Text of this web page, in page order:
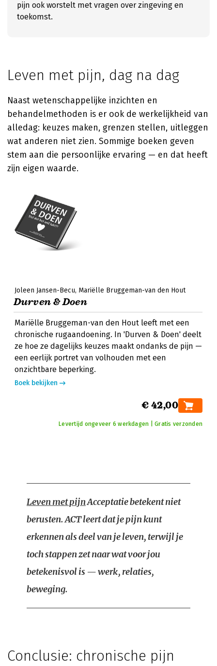
pijn ook worstelt met vragen over zingeving en
toekomst.
Leven met pijn, dag na dag
Naast wetenschappelijke inzichten en
behandelmethoden is er ook de werkelijkheid van
alledag: keuzes maken, grenzen stellen, uitleggen
wat anderen niet zien. Sommige boeken geven
stem aan die persoonlijke ervaring — en dat heeft
zijn eigen waarde.
Joleen Jansen-Becu Mariëlle Bruggeman-van den Hout
Durven & Doen
Mariëlle Bruggeman-van den Hout leeft met een
chronische rugaandoening. In 'Durven & Doen' deelt
ze hoe ze dagelijks keuzes maakt ondanks de pijn —
een eerlijk portret van volhouden met een
onzichtbare beperking.
Boek bekijken
€ 42,00
Levertijd ongeveer 6 werkdagen | Gratis verzonden
Leven met pijnAcceptatie betekent niet
berusten. ACT leert dat je pijn kunt
erkennen als deel van je leven, terwijl je
toch stappen zet naar wat voor jou
betekenisvol is — werk, relaties,
beweging.
Conclusie: chronische pijn